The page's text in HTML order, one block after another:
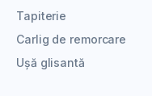
Tapiterie
Carlig de remorcare
Ușă glisantă